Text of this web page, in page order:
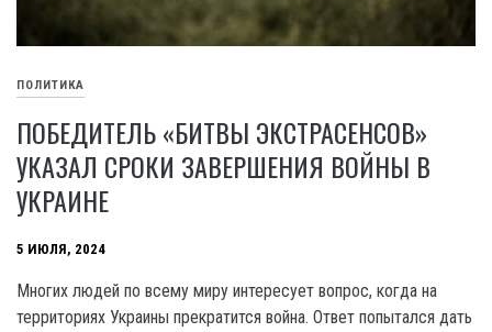
ПОЛИТИКА
ПОБЕДИТЕЛЬ «БИТВЫ ЭКСТРАСЕНСОВ»
УКАЗАЛ СРОКИ ЗАВЕРШЕНИЯ ВОЙНЫ В
УКРАИНЕ
5 ИЮЛЯ, 2024
Многих людей по всему миру интересует вопрос, когда на
территориях Украины прекратится война. Ответ попытался дать